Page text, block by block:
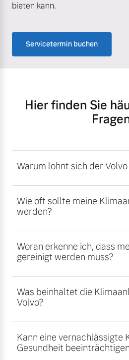
bieten kann.
Servicetermin buchen
Hier finden Sie
Warum lohnt sich der
Wie oft sollte meine
werden?
Woran erkenne ich, dass
gereinigt werden muss?
Was beinhaltet die
Volvo?
Kann eine vernachlässigte
Gesundheit